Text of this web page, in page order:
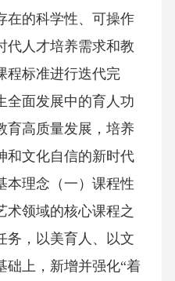
在的科学性、可操作
代人才培养需求和教
程标准进行迭代完
全面发展中的育人功
育高质量发展，培养
和文化自信的新时代
本理念（一）课程性
术领域的核心课程之
务，以美育人、以文
础上，新增并强化“着